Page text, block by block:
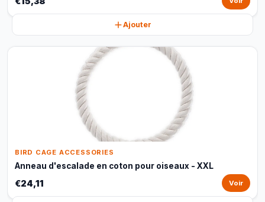
Ajouter
BIRD CAGE ACCESSORIES
Anneau d'escalade en coton pour oiseaux - XXL
€24,11 Voir